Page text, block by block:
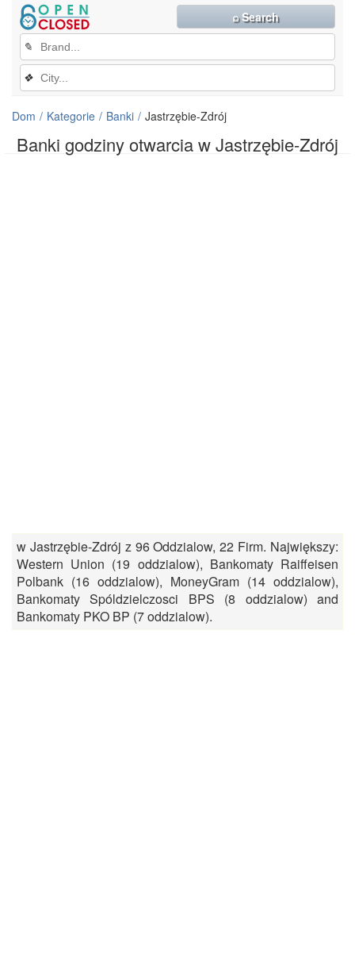
Banki godziny otwarcia w Jastrzębie-Zdrój
✎
❖
⌕ Search
Dom Kategorie Banki Jastrzębie-Zdrój
w Jastrzębie-Zdrój z 96 Oddzialow, 22 Firm. Największy:
Western Union (19 oddzialow), Bankomaty Raiffeisen
Polbank (16 oddzialow), MoneyGram (14 oddzialow),
Bankomaty Spóldzielczosci BPS (8 oddzialow) and
Bankomaty PKO BP (7 oddzialow).